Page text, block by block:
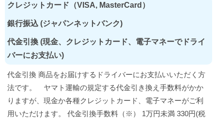
クレジットカード（VISA, MasterCard）
銀行振込 (ジャパンネットバンク)
代金引換 (現金、クレジットカード、電子マネーでドライ
バーにお支払い)
代金引換 商品をお届けするドライバーにお支払いいただく方
法です。 ヤマト運輸の規定する代金引き換え手数料がかか
りますが、現金か各種クレジットカード、電子マネーがご利
用いただけます。 代金引換手数料（※） 1万円未満 330円(税